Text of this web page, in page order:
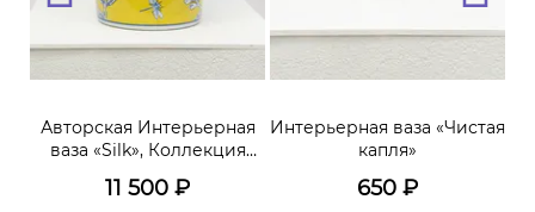
Авторская Интерьерная
ваза «Silk», Коллекция
11 500 ₽
Интерьерная ваза «Чистая
капля»
650 ₽